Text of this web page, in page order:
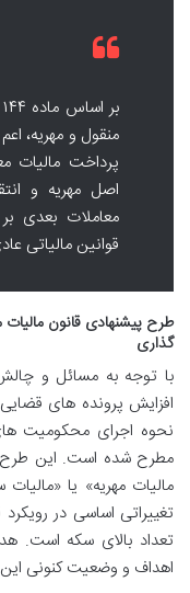
منقول و مهریه،
پرداخت مالیات
اصل مهریه و
معاملات بعدی
قوانین مالیاتی
طرح پیشنهادی قانون
گذاری
با توجه به مسائل و
افزایش پرونده های
نحوه اجرای محکومیت
مطرح شده است. این طرح
مالیات مهریه» یا
تغییراتی اساسی در
تعداد بالای سکه است.
اهداف و وضعیت کنونی